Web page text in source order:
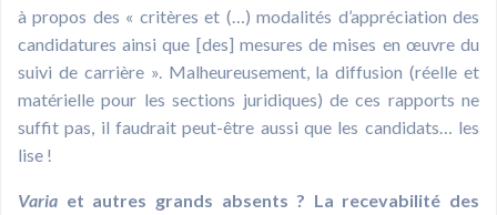
à propos des « critères et (…) modalités d’appréciation des
candidatures ainsi que [des] mesures de mises en œuvre du
suivi de carrière ». Malheureusement, la diffusion (réelle et
matérielle pour les sections juridiques) de ces rapports ne
suffit pas, il faudrait peut-être aussi que les candidats… les
lise !
Varia et autres grands absents ? La recevabilité des